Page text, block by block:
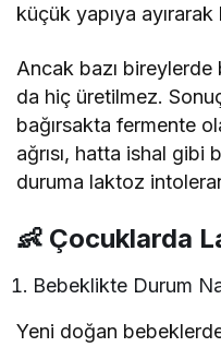
küçük yapıya ayırarak
Ancak bazı
da hiç üretilmez.
bağırsakta fermente
ağrısı, hatta ishal gibi
duruma laktoz
👶 Çocuklarda
Bebeklikte Durum
Yeni doğan